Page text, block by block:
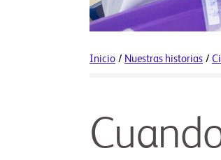
Inicio / Nuestras historias /